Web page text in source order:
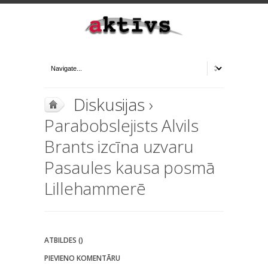
Diskusijas ›
Parabobslejists Alvils
Brants izcīna uzvaru
Pasaules kausa posmā
Lillehammerē
ATBILDES ()
PIEVIENO KOMENTĀRU